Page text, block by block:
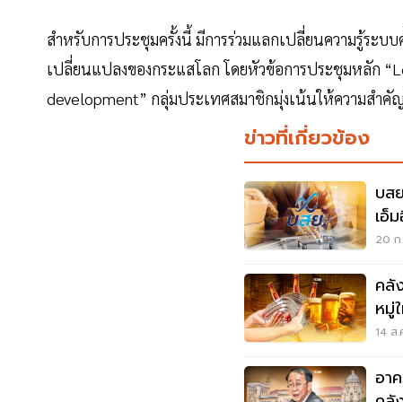
สำหรับการประชุมครั้งนี้ มีการร่วมแลกเปลี่ยนความรู้ระ
เปลี่ยนแปลงของกระแสโลก โดยหัวข้อการประชุมหลัก
development” กลุ่มประเทศสมาชิกมุ่งเน้นให้ความสำคั
ข่าวที่เกี่ยวข้อง
บส
เอ็
20 ก
คลั
หมู่
14 ส
อา